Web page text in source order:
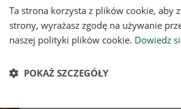
Ta strona korzysta z plików cookie, aby
strony, wyrażasz zgodę na używanie
naszej polityki plików cookie. Dowiedz
POKAŻ SZCZEGÓŁY